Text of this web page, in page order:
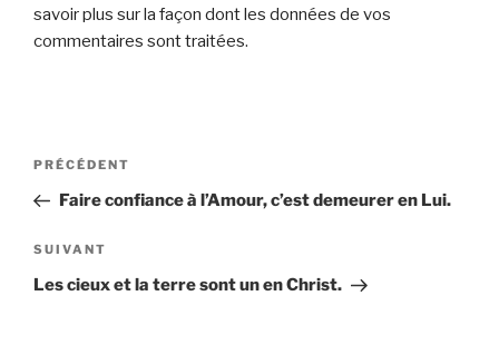
savoir plus sur la façon dont les données de vos
commentaires sont traitées.
Navigation
l’article
Article
précédent
PRÉCÉDENT
Faire confiance à l’Amour, c’est demeurer en Lui.
Article
suivant
SUIVANT
Les cieux et la terre sont un en Christ.